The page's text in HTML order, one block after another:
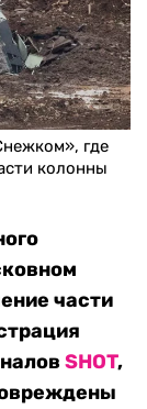
где
колонны
части
SHOT,